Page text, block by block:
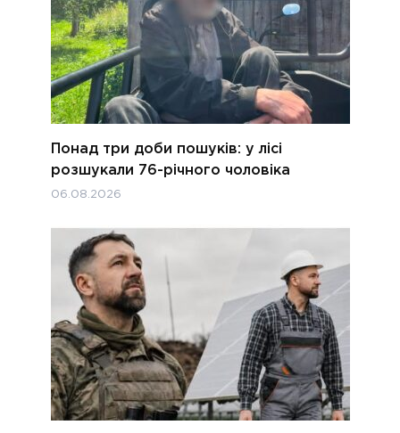
Понад три доби пошуків: у лісі
розшукали 76-річного чоловіка
06.08.2026